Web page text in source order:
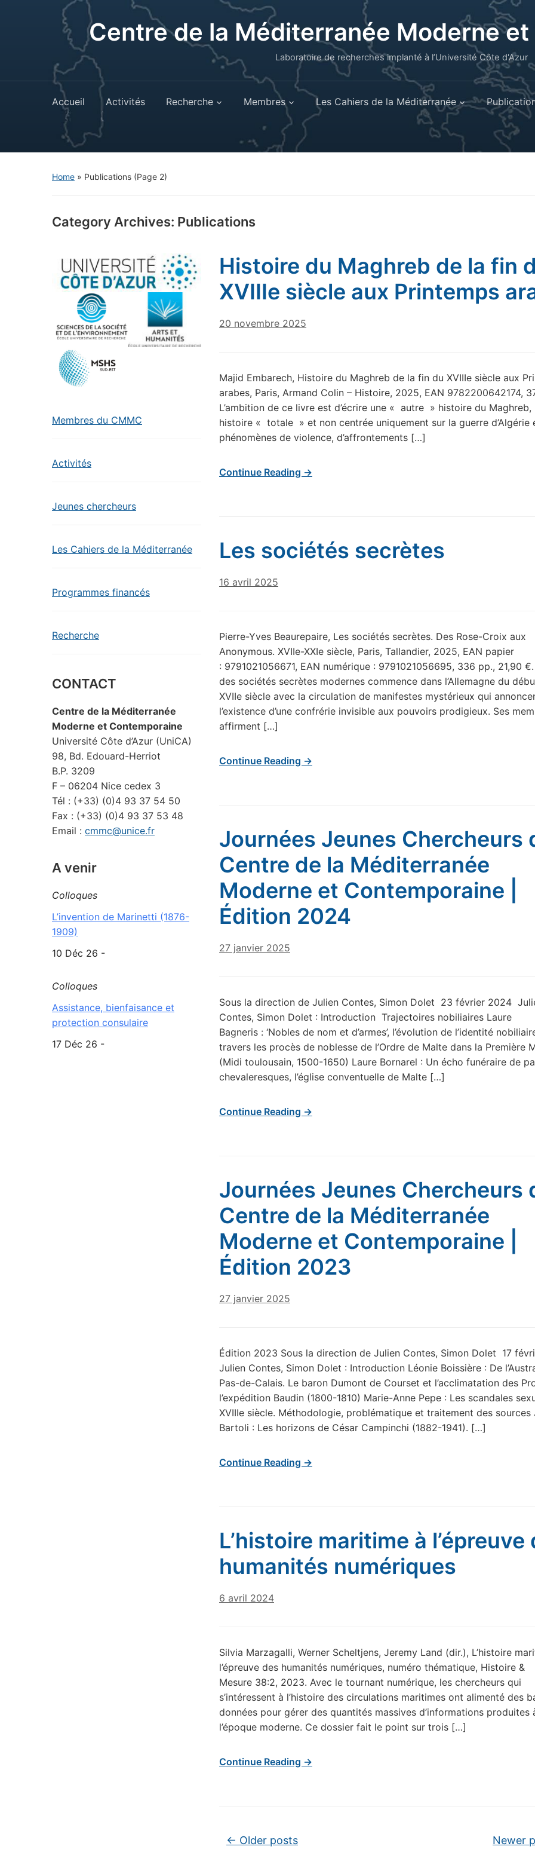
Centre de la Méditerranée Moderne
Laboratoire de recherches implanté à l’Université Côte d'Azur
Accueil Activités Recherche Membres Les Cahiers de la Méditerranée
Home » Publications (Page 2)
Category Archives: Publications
Membres du CMMC
Activités
Jeunes chercheurs
Les Cahiers de la Méditerranée
Programmes financés
Recherche
CONTACT
Centre de la Méditerranée
Moderne et Contemporaine
Université Côte d’Azur (UniCA)
98, Bd. Edouard-Herriot
B.P. 3209
F – 06204 Nice cedex 3
Tél : (+33) (0)4 93 37 54 50
Fax : (+33) (0)4 93 37 53 48
Email : cmmc@unice.fr
A venir
Colloques
L’invention de Marinetti (1876-
1909)
10 Déc 26 -
Colloques
Assistance, bienfaisance et
protection consulaire
17 Déc 26 -
Histoire du Maghreb de la fin
XVIIIe siècle aux Printemps
20 novembre 2025
Majid Embarech, Histoire du Maghreb de la fin du XVIIIe siècle aux
arabes, Paris, Armand Colin – Histoire, 2025, EAN 9782200642174,
L’ambition de ce livre est d’écrire une « autre » histoire du Maghreb,
histoire « totale » et non centrée uniquement sur la guerre d’Algérie
phénomènes de violence, d’affrontements […]
Continue Reading →
Les sociétés secrètes
16 avril 2025
Pierre-Yves Beaurepaire, Les sociétés secrètes. Des Rose-Croix aux
Anonymous. XVIIe-XXIe siècle, Paris, Tallandier, 2025, EAN papier
: 9791021056671, EAN numérique : 9791021056695, 336 pp., 21,90 €.
des sociétés secrètes modernes commence dans l’Allemagne du
XVIIe siècle avec la circulation de manifestes mystérieux qui
l’existence d’une confrérie invisible aux pouvoirs prodigieux. Ses
affirment […]
Continue Reading →
Journées Jeunes Chercheurs
Centre de la Méditerranée
Moderne et Contemporaine |
Édition 2024
27 janvier 2025
Sous la direction de Julien Contes, Simon Dolet 23 février 2024
Contes, Simon Dolet : Introduction Trajectoires nobiliaires Laure
Bagneris : ‘Nobles de nom et d’armes’, l’évolution de l’identité
travers les procès de noblesse de l’Ordre de Malte dans la Première
(Midi toulousain, 1500-1650) Laure Bornarel : Un écho funéraire de
chevaleresques, l’église conventuelle de Malte […]
Continue Reading →
Journées Jeunes Chercheurs
Centre de la Méditerranée
Moderne et Contemporaine |
Édition 2023
27 janvier 2025
Édition 2023 Sous la direction de Julien Contes, Simon Dolet 17
Julien Contes, Simon Dolet : Introduction Léonie Boissière : De
Pas-de-Calais. Le baron Dumont de Courset et l’acclimatation des
l’expédition Baudin (1800-1810) Marie-Anne Pepe : Les scandales
XVIIIe siècle. Méthodologie, problématique et traitement des sources
Bartoli : Les horizons de César Campinchi (1882-1941). […]
Continue Reading →
L’histoire maritime à l’épreuve
humanités numériques
6 avril 2024
Silvia Marzagalli, Werner Scheltjens, Jeremy Land (dir.), L’histoire
l’épreuve des humanités numériques, numéro thématique, Histoire &
Mesure 38:2, 2023. Avec le tournant numérique, les chercheurs qui
s’intéressent à l’histoire des circulations maritimes ont alimenté des
données pour gérer des quantités massives d’informations produites
l’époque moderne. Ce dossier fait le point sur trois […]
Continue Reading →
Post navigation
← Older posts Newer